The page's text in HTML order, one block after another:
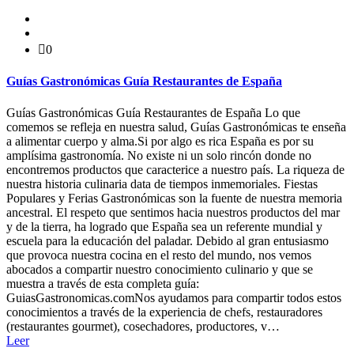
0
Guías Gastronómicas Guía Restaurantes de España
Guías Gastronómicas Guía Restaurantes de España Lo que
comemos se refleja en nuestra salud, Guías Gastronómicas te enseña
a alimentar cuerpo y alma.Si por algo es rica España es por su
amplísima gastronomía. No existe ni un solo rincón donde no
encontremos productos que caracterice a nuestro país. La riqueza de
nuestra historia culinaria data de tiempos inmemoriales. Fiestas
Populares y Ferias Gastronómicas son la fuente de nuestra memoria
ancestral. El respeto que sentimos hacia nuestros productos del mar
y de la tierra, ha logrado que España sea un referente mundial y
escuela para la educación del paladar. Debido al gran entusiasmo
que provoca nuestra cocina en el resto del mundo, nos vemos
abocados a compartir nuestro conocimiento culinario y que se
muestra a través de esta completa guía:
GuiasGastronomicas.comNos ayudamos para compartir todos estos
conocimientos a través de la experiencia de chefs, restauradores
(restaurantes gourmet), cosechadores, productores, v…
Leer